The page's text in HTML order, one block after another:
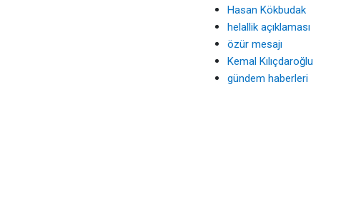
Hasan Kökbudak
helallik açıklaması
özür mesajı
Kemal Kılıçdaroğlu
gündem haberleri